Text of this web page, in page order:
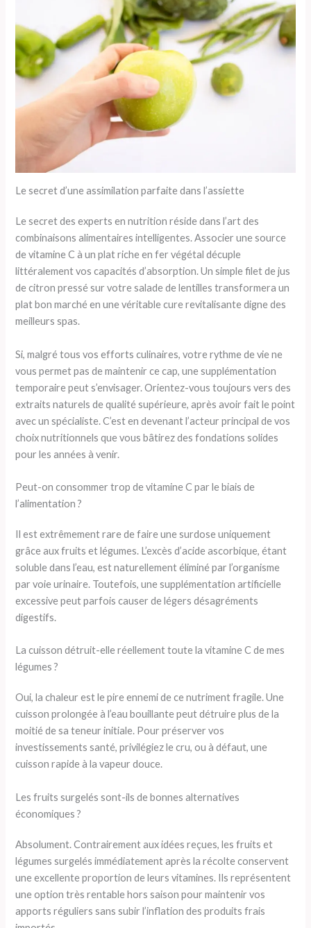
Le secret d’une assimilation parfaite dans l’assiette
Le secret des experts en nutrition réside dans l’art des
combinaisons alimentaires intelligentes. Associer une source
de vitamine C à un plat riche en fer végétal décuple
littéralement vos capacités d’absorption. Un simple filet de jus
de citron pressé sur votre salade de lentilles transformera un
plat bon marché en une véritable cure revitalisante digne des
meilleurs spas.
Si, malgré tous vos efforts culinaires, votre rythme de vie ne
vous permet pas de maintenir ce cap, une supplémentation
temporaire peut s’envisager. Orientez-vous toujours vers des
extraits naturels de qualité supérieure, après avoir fait le point
avec un spécialiste. C’est en devenant l’acteur principal de vos
choix nutritionnels que vous bâtirez des fondations solides
pour les années à venir.
Peut-on consommer trop de vitamine C par le biais de
l’alimentation ?
Il est extrêmement rare de faire une surdose uniquement
grâce aux fruits et légumes. L’excès d’acide ascorbique, étant
soluble dans l’eau, est naturellement éliminé par l’organisme
par voie urinaire. Toutefois, une supplémentation artificielle
excessive peut parfois causer de légers désagréments
digestifs.
La cuisson détruit-elle réellement toute la vitamine C de mes
légumes ?
Oui, la chaleur est le pire ennemi de ce nutriment fragile. Une
cuisson prolongée à l’eau bouillante peut détruire plus de la
moitié de sa teneur initiale. Pour préserver vos
investissements santé, privilégiez le cru, ou à défaut, une
cuisson rapide à la vapeur douce.
Les fruits surgelés sont-ils de bonnes alternatives
économiques ?
Absolument. Contrairement aux idées reçues, les fruits et
légumes surgelés immédiatement après la récolte conservent
une excellente proportion de leurs vitamines. Ils représentent
une option très rentable hors saison pour maintenir vos
apports réguliers sans subir l’inflation des produits frais